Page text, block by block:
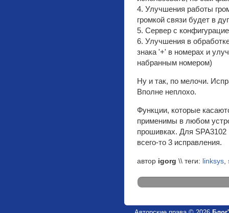
4. Улучшения работы
громкой связи будет в
5. Сервер с
6. Улучшения в
знака '+' в номерах и
набранным номером)
Ну и так, по мелочи.
Вполне неплохо.
Функции, которые
применимы в любом
прошивках. Для
всего-то 3 исправления.
автор igorg \\ теги: linksys,